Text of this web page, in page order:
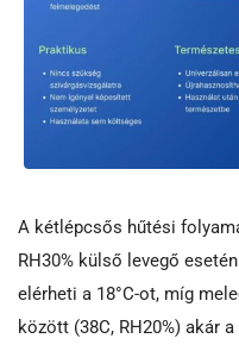
A kétlépcsős hűtési
RH30% külső levegő
elérheti a 18°C-ot, míg
között (38C, RH20%) akár